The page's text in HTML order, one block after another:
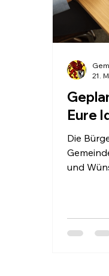
Eure
Die
und
21.